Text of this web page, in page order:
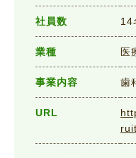
社員数 14
業種 医
事業内容 歯
URL